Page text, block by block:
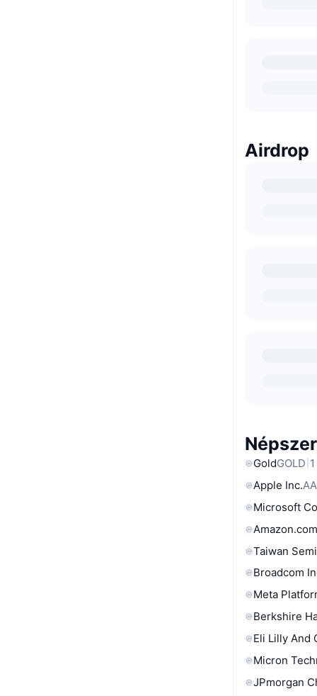
Airdrop
GoldGOLD
Apple Inc.
Microsoft
Taiwan
Broadcom
Meta
Berkshire
Eli Lilly And
Micron
JPmorgan